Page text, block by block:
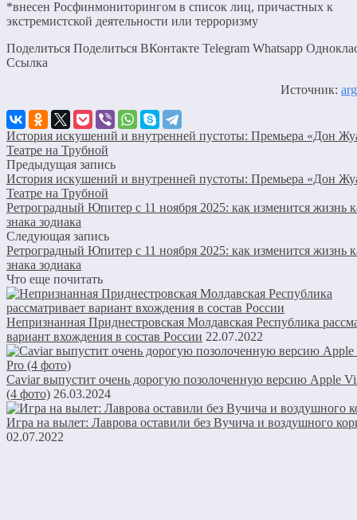
*внесен Росфинмониторингом в список лиц, причастных к
экстремистской деятельности или терроризму
Поделиться Поделиться ВКонтакте Telegram Whatsapp
Cсылка
Источник:
История искушений и внутренней пустоты: Премьера «Дон
Театре на Трубной
Предыдущая запись
История искушений и внутренней пустоты: Премьера «Дон
Театре на Трубной
Ретроградный Юпитер с 11 ноября 2025: как изменится жизнь
знака зодиака
Следующая запись
Ретроградный Юпитер с 11 ноября 2025: как изменится жизнь
знака зодиака
Что еще почитать
Непризнанная Приднестровская Молдавская Республика
вариант вхождения в состав России 22.07.2022
Caviar выпустит очень дорогую позолоченную версию Apple
(4 фото) 26.03.2024
Игра на вылет: Лаврова оставили без Вучича и воздушного
02.07.2022